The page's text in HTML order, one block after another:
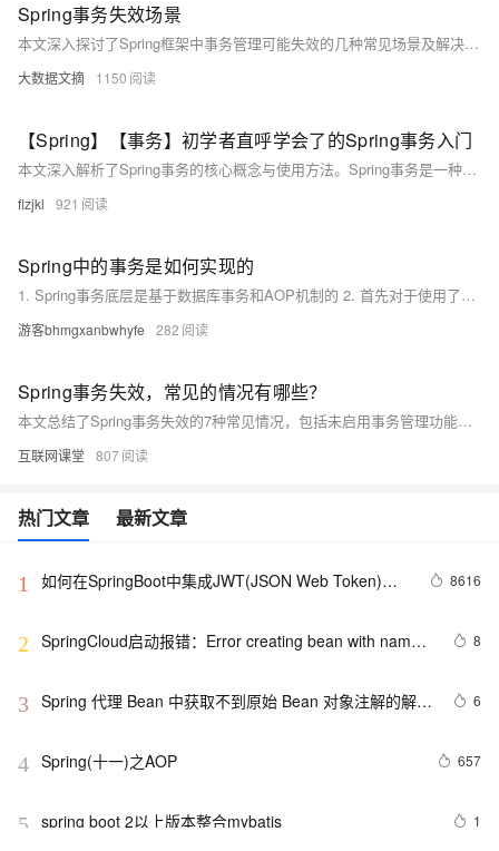
Spring事务失效场景
本文深入探讨了Spring框架中事务管理可能失效的几种常见场景及解决方案，包括事务方法访问级别不当、方法内部自调用、错误的异常处理、事务管理器或数据源配置错误、数据库不支持事务以及不合理的事务传播行为或隔离级别。通过合理配置和正确使用`@Transactional`注解，开发者可以有效避免这些问题，确保应用的数据一致性和完整性。
大数据文摘 1150
【Spring】【事务】初学者直呼学会了的Spring事务入门
本文深入解析了Spring事务的核心概念与使用方法。Spring事务是一种数据库事务管理机制，通过确保操作的原子性、一致性、隔离性和持久性（ACID），维护数据完整性。文章详细讲解了声明式事务（@Transactional注解）和编程式事务（TransactionTemplate、PlatformTransactionManager）的区别与用法，并探讨了事务传播行为（如REQUIRED、REQUIRES_NEW等）及隔离级别（如READ_COMMITTED、REPEATABLE_READ）。
flzjkl 921
Spring中的事务是如何实现的
1. Spring事务底层是基于数据库事务和AOP机制的 2. ⾸先对于使⽤了@Transactional注解的Bean，Spring会创建⼀个代理对象作为Bean 3. 当调⽤代理对象的⽅法时，会先判断该⽅法上是否加了@Transactional注解 4. 如果加了，那么则利⽤事务管理器创建⼀个数据库连接 5. 并且修改数据库连接的autocommit属性为false，禁⽌此连接的⾃动提交，这是实现Spring事务⾮ 常重要的⼀步 6. 然后执⾏当前⽅法，⽅法中会执⾏sql 7. 执⾏完当前⽅法后，如果没有出现异常就直接提交事务 8. 如果出现了异常，并且这个异常是需要回滚的就会回滚事务
游客bhmgxanbwhyfe 282
Spring事务失效，常见的情况有哪些？
本文总结了Spring事务失效的7种常见情况，包括未启用事务管理功能、方法非public类型、数据源未配置事务管理器、自身调用问题、异常类型错误、异常被吞以及业务和事务代码不在同一线程中。同时提供了两种快速定位事务相关Bug的方法：通过查看日志（设置为debug模式）或调试代码（在TransactionInterceptor的invoke方法中设置断点）。文章帮助开发者更好地理解和解决Spring事务中的问题。
互联网课堂 807
热门文章 最新文章
1
如何在SpringBoot中集成JWT(JSON Web Token)鉴
8616
2 SpringCloud启动报错：Error creating bean with name
8
3 Spring 代理 Bean 中获取不到原始 Bean 对象注解的解决
6
4 Spring(十一)之AOP 657
5 spring boot 2以上版本整合mybatis 1